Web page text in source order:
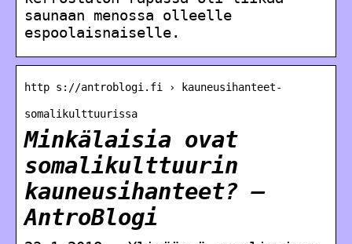
saunaan menossa olleelle
espoolaisnaiselle.
http s://antroblogi.fi › kauneusihanteet-
somalikulttuurissa
Minkälaisia ovat
somalikulttuurin
kauneusihanteet? –
AntroBlogi